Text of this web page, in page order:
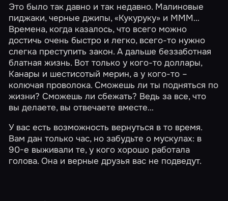
Это было так давно и так недавно. Малиновые
пиджаки, черные джипы, «Кукуруку» и МММ…
Времена, когда казалось, что всего можно
достичь очень быстро и легко, всего-то нужно
слегка преступить закон. А дальше беззаботная
блатная жизнь. Вот только у кого-то доллары,
Канары и шестисотый мерин, а у кого-то –
колючая проволока. Сможешь ли ты подняться по
жизни? Сможешь ли сбежать? Ведь за все, что
вы делаете, вы отвечаете вместе…
У вас есть возможность вернуться в то время.
Вам дан только час, но забудьте о мускулах: в
90-е выживали те, у кого хорошо работала
голова. Она и верные друзья вас не подведут.